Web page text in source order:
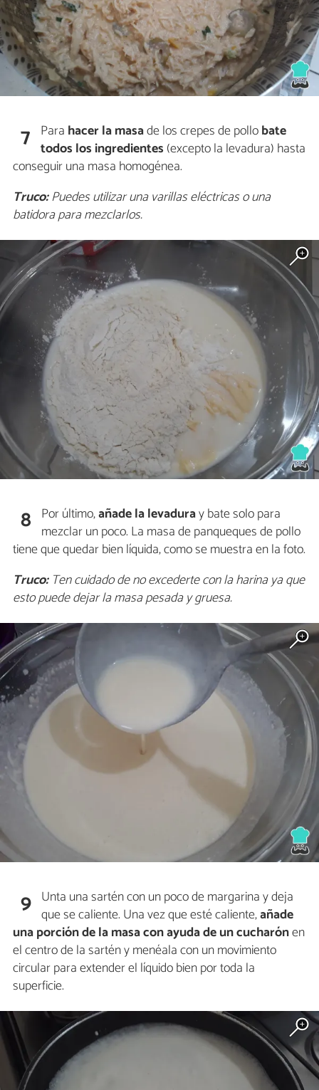
7 Para hacer la masade los crepes de pollobate
todos los ingredientes (excepto la levadura) hasta
conseguir una masa homogénea.
Truco:Puedes utilizar una varillas eléctricas o una
batidora para mezclarlos.
8 Por último,añade la levaduray bate solo para
mezclar un poco. La masa de panqueques de pollo
tiene que quedar bien líquida, como se muestra en la foto.
Truco:Ten cuidado de no excederte con la harina ya que
esto puede dejar la masa pesada y gruesa.
9 Unta una sartén con un poco de margarina y deja
que se caliente. Una vez que esté caliente,añade
una porción de la masa con ayuda de un cucharónen
el centro de la sartén y menéala con un movimiento
circular para extender el líquido bien por toda la
superficie.